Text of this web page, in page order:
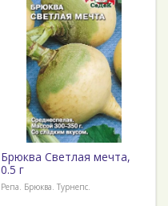
Брюква Светлая мечта,
0.5 г
Репа. Брюква. Турнепс.